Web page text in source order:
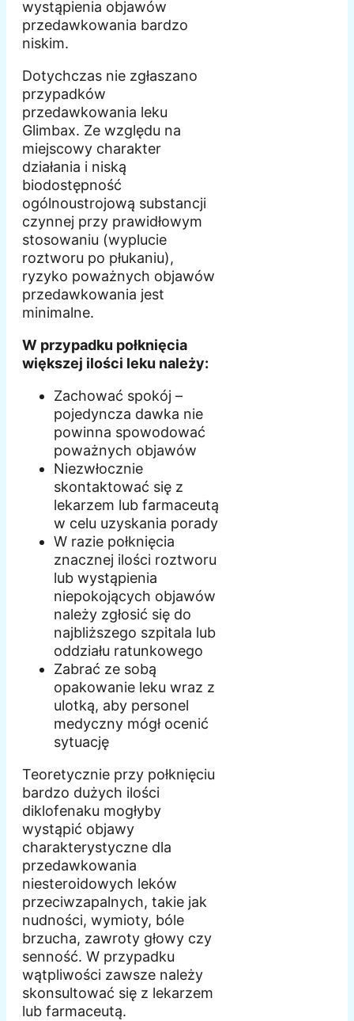
wystąpienia objawów
przedawkowania bardzo
niskim.
Dotychczas nie zgłaszano
przypadków
przedawkowania leku
Glimbax. Ze względu na
miejscowy charakter
działania i niską
biodostępność
ogólnoustrojową substancji
czynnej przy prawidłowym
stosowaniu (wyplucie
roztworu po płukaniu),
ryzyko poważnych objawów
przedawkowania jest
minimalne.
W przypadku połknięcia
większej ilości leku należy:
Zachować spokój –
pojedyncza dawka nie
powinna spowodować
poważnych objawów
Niezwłocznie
skontaktować się z
lekarzem lub farmaceutą
w celu uzyskania porady
W razie połknięcia
znacznej ilości roztworu
lub wystąpienia
niepokojących objawów
należy zgłosić się do
najbliższego szpitala lub
oddziału ratunkowego
Zabrać ze sobą
opakowanie leku wraz z
ulotką, aby personel
medyczny mógł ocenić
sytuację
Teoretycznie przy połknięciu
bardzo dużych ilości
diklofenaku mogłyby
wystąpić objawy
charakterystyczne dla
przedawkowania
niesteroidowych leków
przeciwzapalnych, takie jak
nudności, wymioty, bóle
brzucha, zawroty głowy czy
senność. W przypadku
wątpliwości zawsze należy
skonsultować się z lekarzem
lub farmaceutą.